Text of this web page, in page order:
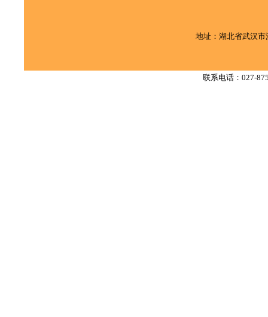
地址：湖北省武汉
联系电话：027-